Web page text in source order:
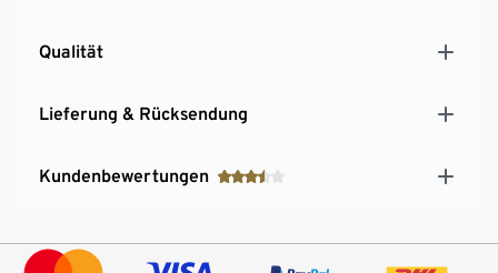
Qualität
Lieferung & Rücksendung
Kundenbewertungen